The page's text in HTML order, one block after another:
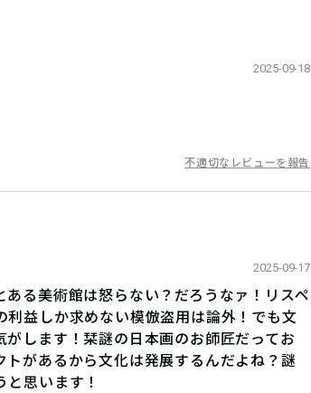
2025-09-18
不適切なレビューを報告
2025-09-17
る美術館は怒らない？だろうなァ！リスペ
益しか求めない模倣盗用は論外！でも文
します！栞謎の日本画のお師匠だってお
があるから文化は発展するんだよね？謎
思います！